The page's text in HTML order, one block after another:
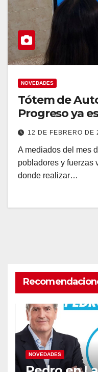
NOVEDADES
Tótem de
Progreso ya
12 DE FEBRERO DE
A mediados del mes
pobladores y fuerzas
donde realizar…
NOVEDADES